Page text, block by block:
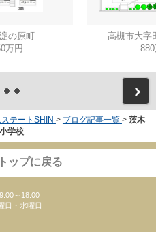
の原町
万円
高槻市大字
テートSHIN > ブログ記事一覧 > 茨木
学校
ップに戻る
～18:00
日・水曜日